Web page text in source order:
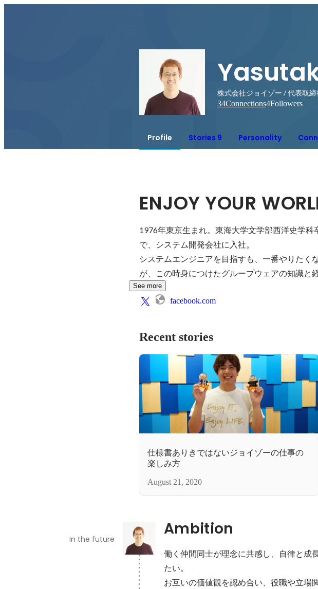
株式会社ジョイゾー / 代表取締
34Connections4Followers
Profile Stories 9 Personality
ENJOY YOUR
1976年東京生まれ。東海大学文学部西洋史学
で、システム開発会社に入社。
システムエンジニアを目指すも、一番やりたく
が、この時身につけたグループウェアの知識と
See more
facebook.com
Recent stories
仕様書ありきではないジョイゾーの仕事の
楽しみ方
August 21, 2020
Ambition
In the future
働く仲間同士が理念に共感し、自律と成
たい。
お互いの価値観を認め合い、役職や立場